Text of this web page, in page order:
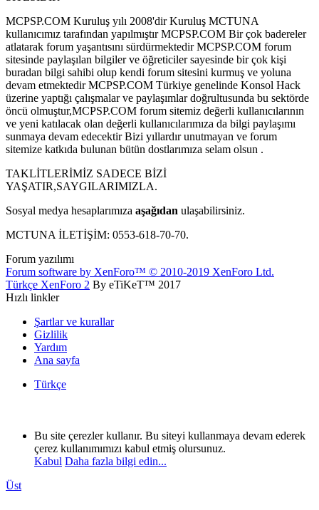
MCPSP.COM Kuruluş yılı 2008'dir Kuruluş MCTUNA
kullanıcımız tarafından yapılmıştır MCPSP.COM Bir çok badereler
atlatarak forum yaşantısını sürdürmektedir MCPSP.COM forum
sitesinde paylaşılan bilgiler ve öğreticiler sayesinde bir çok kişi
buradan bilgi sahibi olup kendi forum sitesini kurmuş ve yoluna
devam etmektedir MCPSP.COM Türkiye genelinde Konsol Hack
üzerine yaptığı çalışmalar ve paylaşımlar doğrultusunda bu sektörde
öncü olmuştur,MCPSP.COM forum sitemiz değerli kullanıcılarının
ve yeni katılacak olan değerli kullanıcılarımıza da bilgi paylaşımı
sunmaya devam edecektir Bizi yıllardır unutmayan ve forum
sitemize katkıda bulunan bütün dostlarımıza selam olsun .
TAKLİTLERİMİZ SADECE BİZİ
YAŞATIR,SAYGILARIMIZLA.
Sosyal medya hesaplarımıza aşağıdan ulaşabilirsiniz.
MCTUNA İLETİŞİM: 0553-618-70-70.
Forum yazılımı
Forum software by XenForo™ © 2010-2019 XenForo Ltd.
Türkçe XenForo 2 By eTiKeT™ 2017
Hızlı linkler
Şartlar ve kurallar
Gizlilik
Yardım
Ana sayfa
Türkçe
Bu site çerezler kullanır. Bu siteyi kullanmaya devam ederek
çerez kullanımımızı kabul etmiş olursunuz.
Kabul Daha fazla bilgi edin...
Üst